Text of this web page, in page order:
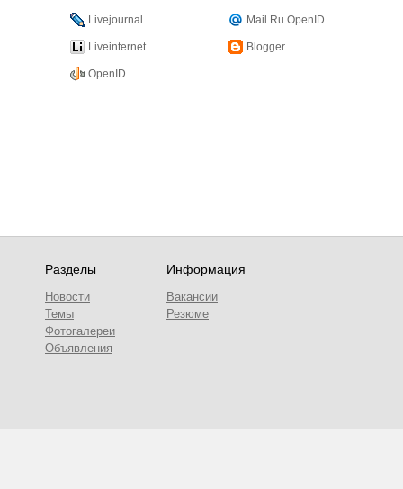
Livejournal Mail.Ru OpenID
Liveinternet Blogger
OpenID
Разделы
Новости
Темы
Фотогалереи
Объявления
Информация
Вакансии
Резюме